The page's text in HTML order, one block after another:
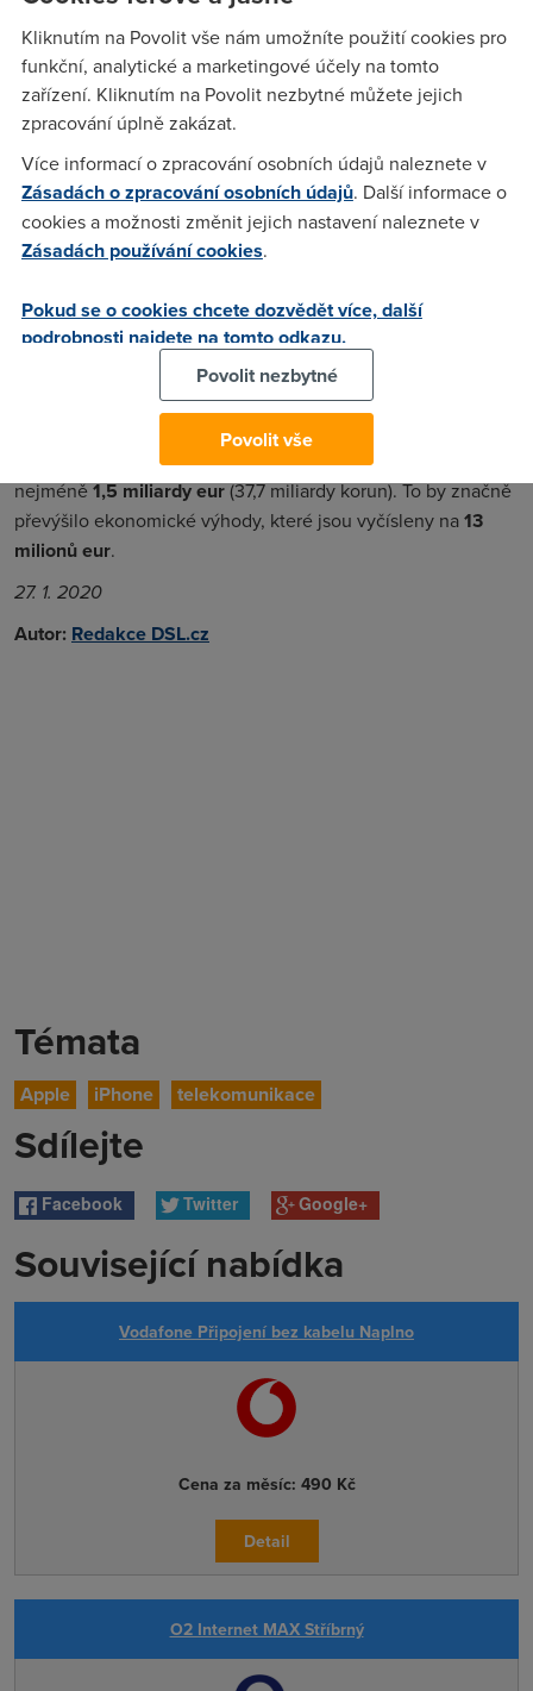
jelikož jejich iPhony i iPady používají tzv.
které se od ostatních konektorů liší.
"Věříme, že regulace, která vynucuje soulad v typu
konektoru zabudovaného do všech chytrých telefonů,
zákazníky v Evropě a ekonomiku jako celek. Doufáme, že
(Evropská) komise bude pokračovat v hledání řešení, které
neomezí schopnost průmyslu inovovat,"uvedl Apple
v prohlášení.
Evropská komise se snaží jednotné nabíječky zavést už přes
deset let. V roce 2009 dospěla kdobrovolné dohodě
s výrobci telefonu. Tento krok ovšem nefungoval, a tak se
rozhodla přejít k právním předpisům.
Podle studie, kterou si zadal Apple, by ale přechod na
jednotnou nabíječku způsobil spotřebitelům škody za
nejméně1,5 miliardy eur(37,7 miliardy korun). To by značně
převýšilo ekonomické výhody, které jsou vyčísleny na13
milionů eur.
27. 1. 2020
Autor: Redakce DSL.cz
Témata
Apple iPhone telekomunikace
Sdílejte
Facebook Twitter Google+
Související nabídka
Vodafone Připojení bez kabelu Naplno
Cena za měsíc: 490 Kč
Detail
O2 Internet MAX Stříbrný
Kliknutím na Povolit vše nám umožníte použití cookies pro
funkční, analytické a marketingové účely na tomto
zařízení. Kliknutím na Povolit nezbytné můžete jejich
zpracování úplně zakázat.
Více informací o zpracování osobních údajů naleznete v
Zásadách o zpracování osobních údajů. Další informace o
cookies a možnosti změnit jejich nastavení naleznete v
Zásadách používání cookies.
Pokud se o cookies chcete dozvědět více, další
podrobnosti najdete na tomto odkazu.
Povolit nezbytné
Povolit vše